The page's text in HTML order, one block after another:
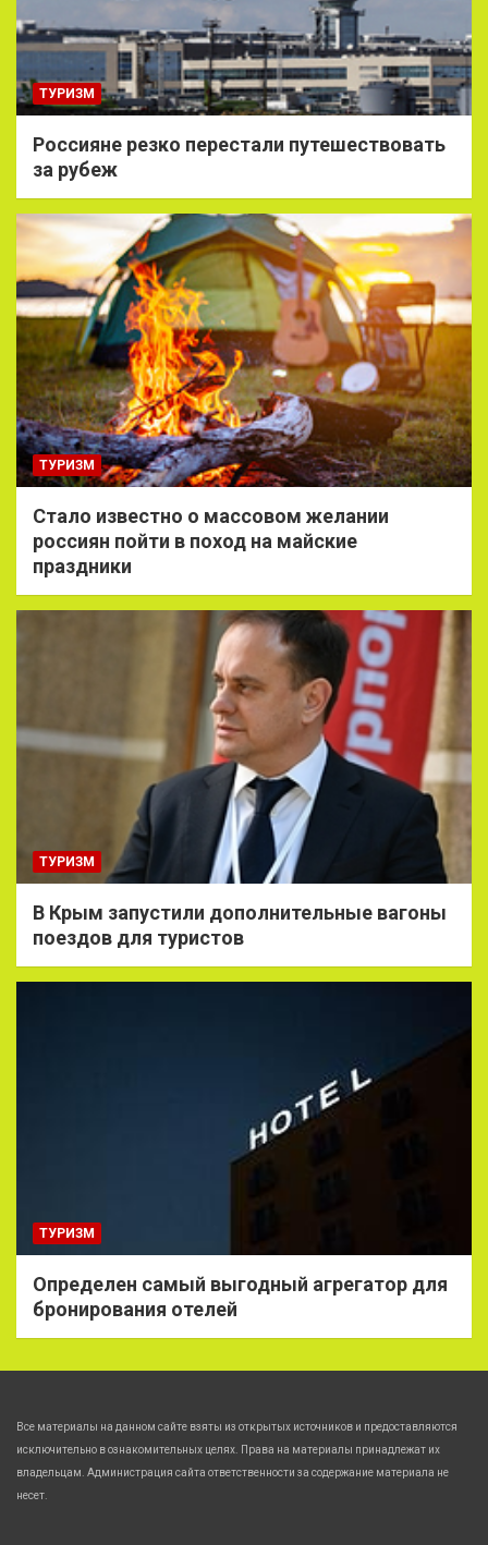
ТУРИЗМ
Россияне резко перестали путешествовать
за рубеж
ТУРИЗМ
Стало известно о массовом желании
россиян пойти в поход на майские
праздники
ТУРИЗМ
В Крым запустили дополнительные вагоны
поездов для туристов
ТУРИЗМ
Определен самый выгодный агрегатор для
бронирования отелей
Все материалы на данном сайте взяты из открытых источников и предоставляются
исключительно в ознакомительных целях. Права на материалы принадлежат их
владельцам. Администрация сайта ответственности за содержание материала не
несет.